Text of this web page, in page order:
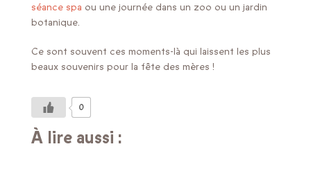
séance spa ou une journée dans un zoo ou un jardin
botanique.
Ce sont souvent ces moments-là qui laissent les plus
beaux souvenirs pour la fête des mères !
0
À lire aussi :